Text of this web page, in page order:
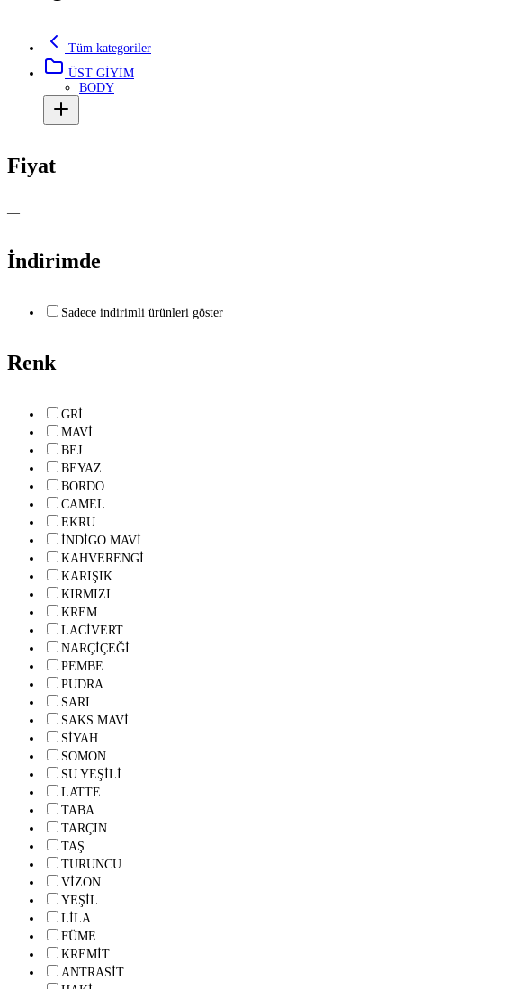
Tüm kategoriler
ÜST GİYİM
BODY
Fiyat
—
İndirimde
Sadece indirimli ürünleri göster
Renk
GRİ
MAVİ
BEJ
BEYAZ
BORDO
CAMEL
EKRU
İNDİGO MAVİ
KAHVERENGİ
KARIŞIK
KIRMIZI
KREM
LACİVERT
NARÇİÇEĞİ
PEMBE
PUDRA
SARI
SAKS MAVİ
SİYAH
SOMON
SU YEŞİLİ
LATTE
TABA
TARÇIN
TAŞ
TURUNCU
VİZON
YEŞİL
LİLA
FÜME
KREMİT
ANTRASİT